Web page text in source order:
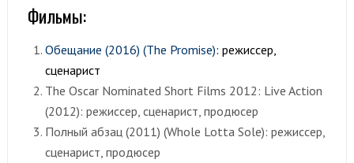
Фильмы:
Обещание (2016) (The Promise): режиссер,
сценарист
The Oscar Nominated Short Films 2012: Live Action
(2012): режиссер, сценарист, продюсер
Полный абзац (2011) (Whole Lotta Sole): режиссер,
сценарист, продюсер